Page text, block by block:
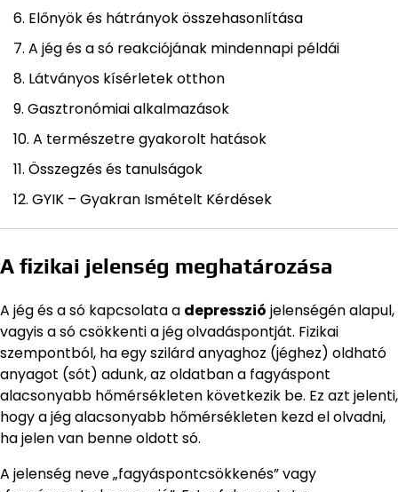
Előnyök és hátrányok összehasonlítása
A jég és a só reakciójának mindennapi példái
Látványos kísérletek otthon
Gasztronómiai alkalmazások
A természetre gyakorolt hatások
Összegzés és tanulságok
GYIK – Gyakran Ismételt Kérdések
A fizikai jelenség meghatározása
A jég és a só kapcsolata a depresszió jelenségén alapul,
vagyis a só csökkenti a jég olvadáspontját. Fizikai
szempontból, ha egy szilárd anyaghoz (jéghez) oldható
anyagot (sót) adunk, az oldatban a fagyáspont
alacsonyabb hőmérsékleten következik be. Ez azt jelenti,
hogy a jég alacsonyabb hőmérsékleten kezd el olvadni,
ha jelen van benne oldott só.
A jelenség neve „fagyáspontcsökkenés” vagy